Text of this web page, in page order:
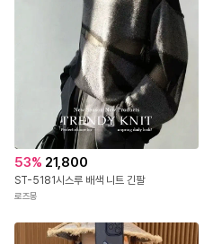
53% 21,800
ST-5181시스루 배색 니트 긴팔
로즈몽